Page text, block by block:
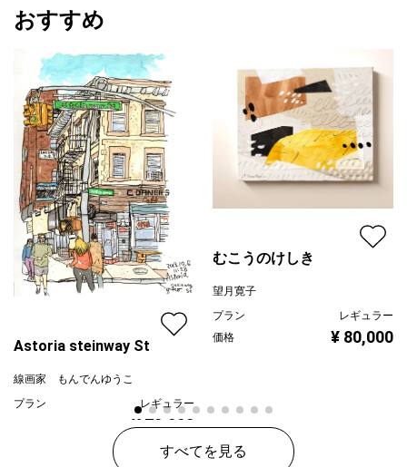
おすすめ
Astoria steinway St
線画家 もんでんゆうこ
プラン
レギュラー
¥ 70,000
むこうのけしき
望月寛子
プラン
レギュラー
価格
¥ 80,000
すべてを見る